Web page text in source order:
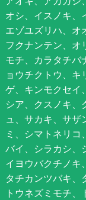
オシ、イスノキ、
エゾユズリハ、オ
フクナンテン、オ
モチ、カラタチバ
ョウチクトウ、
ゲ、キンモクセイ
シア、クスノキ、
ュ、サカキ、サザ
ミ、シマトネリ
バイ、シラカシ、
イヨウバクチノキ
タチカンツバキ、
トウネズミモチ、